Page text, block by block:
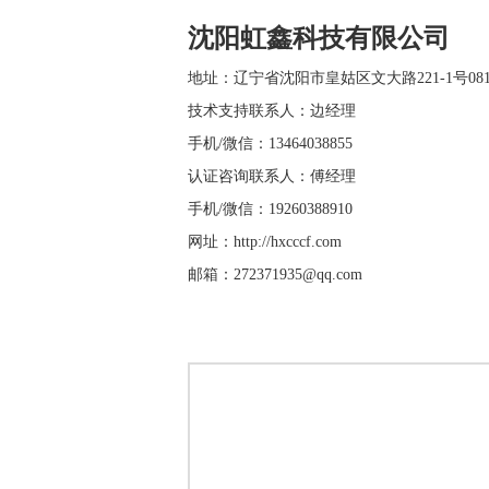
沈阳虹鑫科技有限公司
地址：辽宁省沈阳市皇姑区文大路221-1号
技术支持联系人：边经理
手机/微信：13464038855
认证咨询联系人：傅经理
手机/微信：19260388910
网址：http://hxcccf.com
邮箱：272371935@qq.com